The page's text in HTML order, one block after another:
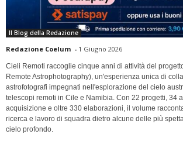
Il Blog della Redazione
Redazione Coelum - 1 Giugno 2026
Cieli Remoti raccoglie cinque anni di attività del
Remote Astrophotography), un'esperienza unica di
astrofotografi impegnati nell'esplorazione del cielo
telescopi remoti in Cile e Namibia. Con 22 progetti, 34
acquisizione e oltre 330 elaborazioni, il volume
ricerca e lavoro di squadra dietro alcune delle più
cielo profondo.